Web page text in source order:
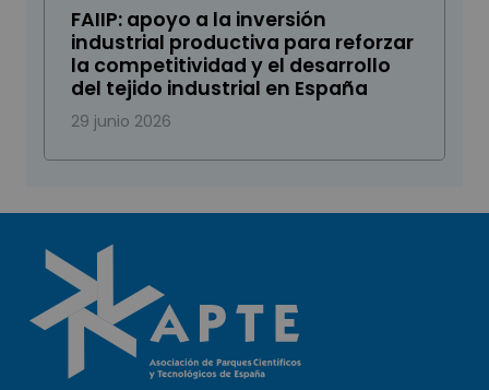
FAIIP: apoyo a la inversión
industrial productiva para reforzar
la competitividad y el desarrollo
del tejido industrial en España
29 junio 2026